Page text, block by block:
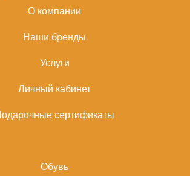
О компании
Наши бренды
Услуги
Личный кабинет
сертификаты
Обувь